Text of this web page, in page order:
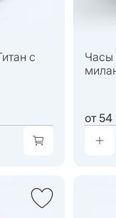
с
Часы
от54